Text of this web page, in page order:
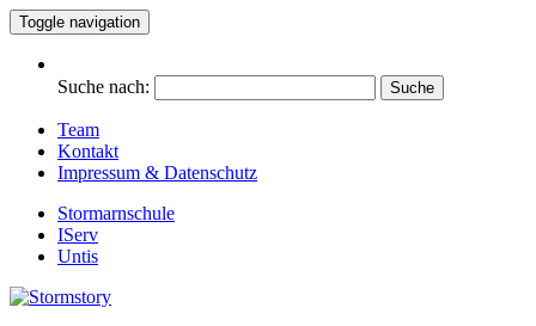
Toggle navigation
Suche nach:
Team
Kontakt
Impressum & Datenschutz
Stormarnschule
IServ
Untis